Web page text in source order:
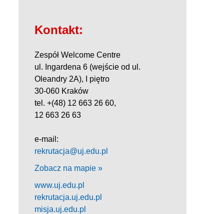
Kontakt:
Zespół Welcome Centre
ul. Ingardena 6 (wejście od ul.
Oleandry 2A), I piętro
30-060 Kraków
tel. +(48) 12 663 26 60,
12 663 26 63
e-mail:
rekrutacja@uj.edu.pl
Zobacz na mapie »
www.uj.edu.pl
rekrutacja.uj.edu.pl
misja.uj.edu.pl